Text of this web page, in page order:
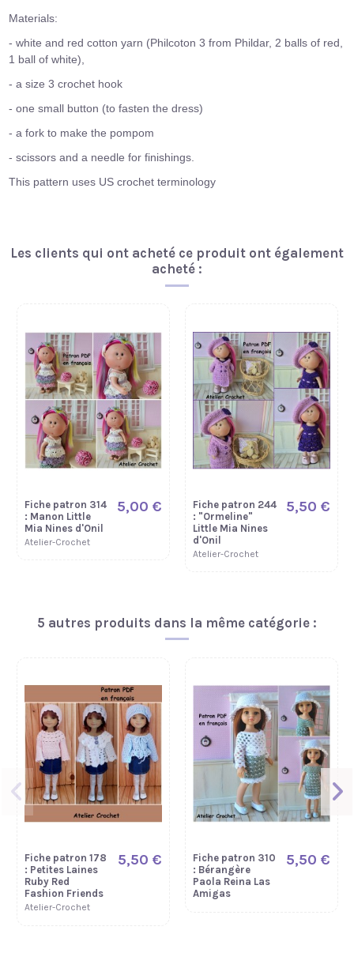
Materials:
- white and red cotton yarn (Philcoton 3 from Phildar, 2 balls of red,
1 ball of white),
- a size 3 crochet hook
- one small button (to fasten the dress)
- a fork to make the pompom
- scissors and a needle for finishings.
This pattern uses US crochet terminology
Les clients qui ont acheté ce produit ont également
acheté :
Fiche patron 314
: Manon Little
Mia Nines d'Onil
Atelier-Crochet
5,00 €
Fiche patron 244
: "Ormeline"
Little Mia Nines
d'Onil
Atelier-Crochet
5,50 €
5 autres produits dans la même catégorie :
Fiche patron 178
: Petites Laines
Ruby Red
Fashion Friends
Atelier-Crochet
5,50 €
Fiche patron 310
: Bérangère
Paola Reina Las
Amigas
5,50 €